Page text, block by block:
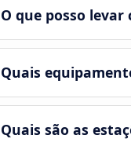
O que posso
Quais
Quais são as